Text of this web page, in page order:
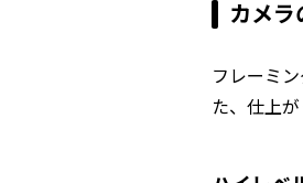
カメラ
フレーミ
た、仕上